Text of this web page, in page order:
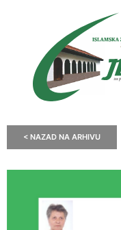
< NAZAD NA ARHIVU